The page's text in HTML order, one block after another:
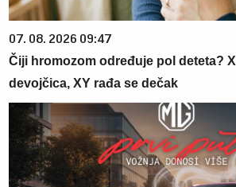
07. 08. 2026 09:47
Čiji hromozom određuje pol deteta?
devojčica, XY rađa se dečak